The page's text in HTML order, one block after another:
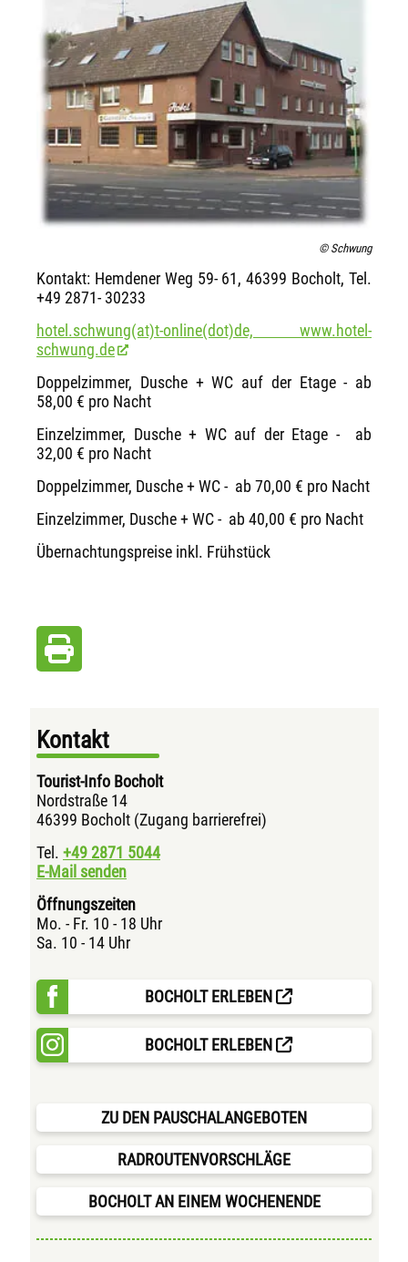
© Schwung
Kontakt: Hemdener Weg 59- 61, 46399 Bocholt, Tel.
+49 2871- 30233
hotel.schwung(at)t-online(dot)de, www.hotel-
schwung.de
Doppelzimmer, Dusche + WC auf der Etage - ab
58,00 € pro Nacht
Einzelzimmer, Dusche + WC auf der Etage - ab
32,00 € pro Nacht
Doppelzimmer, Dusche + WC - ab 70,00 € pro Nacht
Einzelzimmer, Dusche + WC - ab 40,00 € pro Nacht
Übernachtungspreise inkl. Frühstück
Kontakt
Tourist-Info Bocholt
Nordstraße 14
46399 Bocholt (Zugang barrierefrei)
Tel. +49 2871 5044
E-Mail senden
Öffnungszeiten
Mo. - Fr. 10 - 18 Uhr
Sa. 10 - 14 Uhr
BOCHOLT ERLEBEN
BOCHOLT ERLEBEN
ZU DEN PAUSCHALANGEBOTEN
RADROUTENVORSCHLÄGE
BOCHOLT AN EINEM WOCHENENDE